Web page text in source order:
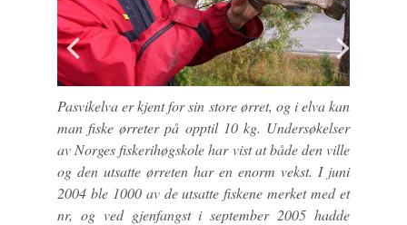
Pasvikelva er kjent for sin store ørret, og i elva kan
man fiske ørreter på opptil 10 kg. Undersøkelser
av Norges fiskerihøgskole har vist at både den ville
og den utsatte ørreten har en enorm vekst. I juni
2004 ble 1000 av de utsatte fiskene merket med et
nr, og ved gjenfangst i september 2005 hadde